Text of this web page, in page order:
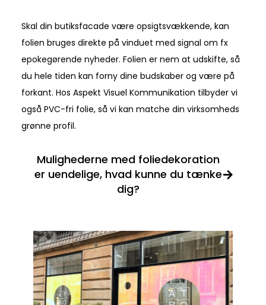
Skal din butiksfacade være opsigtsvækkende, kan
folien bruges direkte på vinduet med signal om fx
epokegørende nyheder. Folien er nem at udskifte, så
du hele tiden kan forny dine budskaber og være på
forkant. Hos Aspekt Visuel Kommunikation tilbyder vi
også PVC-fri folie, så vi kan matche din virksomheds
grønne profil.
Mulighederne med foliedekoration
er uendelige, hvad kunne du tænke
dig?